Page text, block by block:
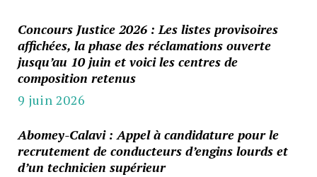
Concours Justice 2026 : Les listes provisoires
affichées, la phase des réclamations ouverte
jusqu’au 10 juin et voici les centres de
composition retenus
9 juin 2026
Abomey-Calavi : Appel à candidature pour le
recrutement de conducteurs d’engins lourds et
d’un technicien supérieur